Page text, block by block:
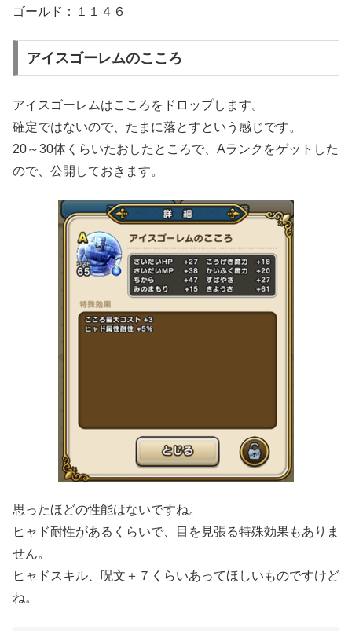
ゴールド：１１４６
アイスゴーレムのこころ
アイスゴーレムはこころをドロップします。
確定ではないので、たまに落とすという感じです。
20～30体くらいたおしたところで、Aランクをゲットした
ので、公開しておきます。
思ったほどの性能はないですね。
ヒャド耐性があるくらいで、目を見張る特殊効果もありま
せん。
ヒャドスキル、呪文＋７くらいあってほしいものですけど
ね。